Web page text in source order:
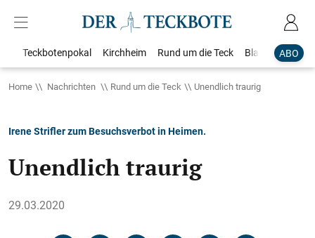
ABO
Teckbotenpokal Kirchheim Rund um die Teck Blaulicht
Home Nachrichten Rund um die Teck Unendlich traurig
Irene Strifler zum Besuchsverbot in Heimen.
Unendlich traurig
29.03.2020